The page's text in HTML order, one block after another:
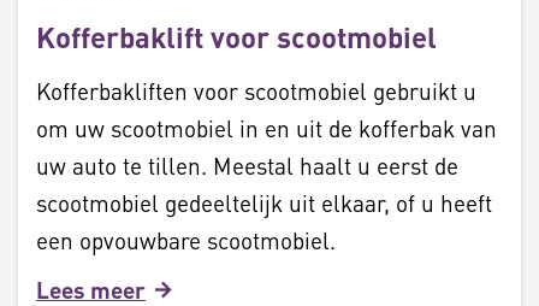
Kofferbaklift voor scootmobiel
Kofferbakliften voor scootmobiel gebruikt u
om uw scootmobiel in en uit de kofferbak van
uw auto te tillen. Meestal haalt u eerst de
scootmobiel gedeeltelijk uit elkaar, of u heeft
een opvouwbare scootmobiel.
Lees meer